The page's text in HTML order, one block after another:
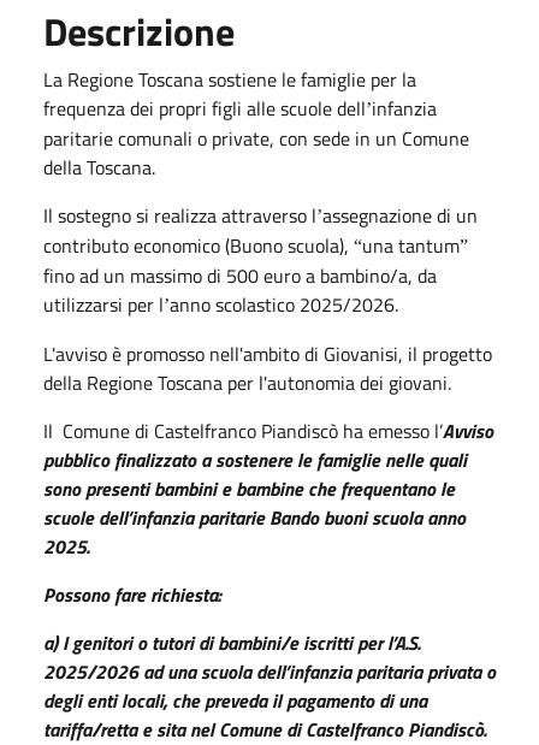
Descrizione
La Regione Toscana sostiene le famiglie per la
frequenza dei propri figli alle scuole dell’infanzia
paritariecomunali o private, con sede in un Comune
della Toscana.
Il sostegno si realizza attraverso l’assegnazione di un
contributo economico (Buono scuola), “una tantum”
fino ad un massimo di 500 euro a bambino/a, da
utilizzarsi per l’anno scolastico 2025/2026.
L'avviso è promosso nell'ambito di Giovanisi, il progetto
della Regione Toscana per l'autonomia dei giovani.
Il Comune di Castelfranco Piandiscò ha emesso l’Avviso
pubblico finalizzato a sostenere le famiglie nelle quali
sono presenti bambini e bambine che frequentano le
scuole dell’infanzia paritarieBando buoni scuola anno
2025.
Possono fare richiesta:
a) I genitori o tutori di bambini/e iscritti per l’A.S.
2025/2026 ad una scuola dell’infanzia paritaria privata o
degli enti locali, che preveda il pagamento di una
tariffa/retta e sita nel Comune di Castelfranco Piandiscò.